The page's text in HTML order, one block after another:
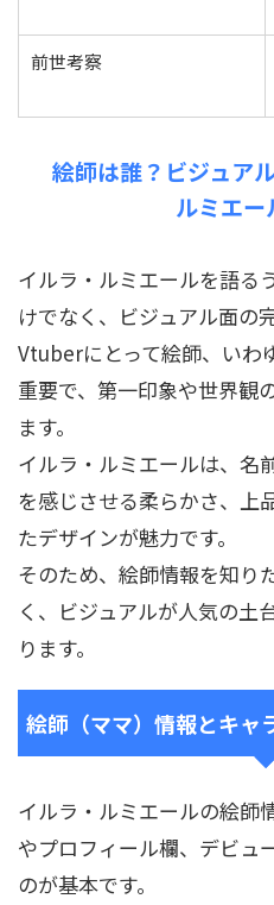
前世考察
絵師は誰？ビジュア
ルミエー
イルラ・ルミエールを語る
けでなく、ビジュアル面の
Vtuberにとって絵師、いわ
重要で、第一印象や世界観
ます。
イルラ・ルミエールは、名
を感じさせる柔らかさ、上
たデザインが魅力です。
そのため、絵師情報を知り
く、ビジュアルが人気の土
ります。
絵師（ママ）情報とキャ
イルラ・ルミエールの絵師
やプロフィール欄、デビュ
のが基本です。